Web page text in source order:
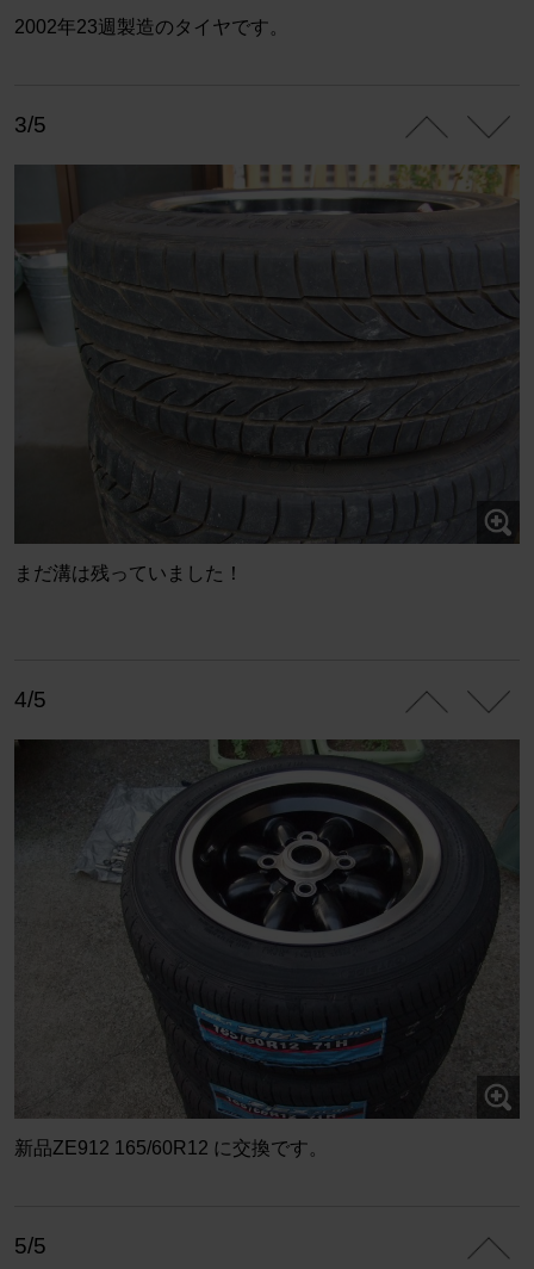
2002年23週製造のタイヤです。
3/5
まだ溝は残っていました！
4/5
新品ZE912 165/60R12 に交換です。
5/5